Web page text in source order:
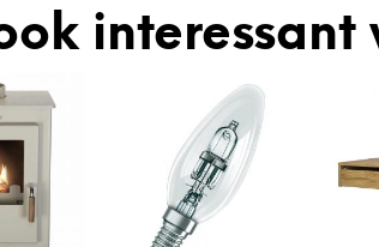
interessant